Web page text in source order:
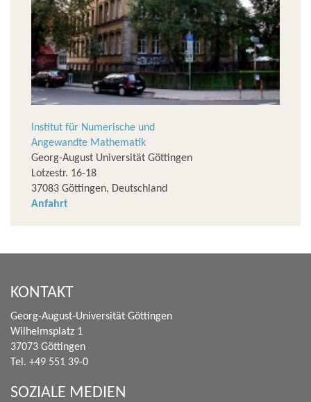
Institut für Numerische und
Angewandte Mathematik
Georg-August Universität Göttingen
Lotzestr. 16-18
37083 Göttingen, Deutschland
Anfahrt
KONTAKT
Georg-August-Universität Göttingen
Wilhelmsplatz 1
37073 Göttingen
Tel. +49 551 39-0
SOZIALE MEDIEN